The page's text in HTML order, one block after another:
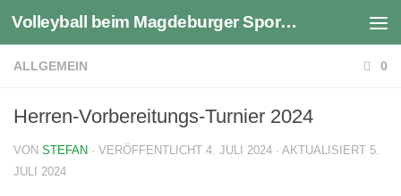
Zum Inhalt springen Volleyball beim Magdeburger Sportverein 1990 e.V.
ALLGEMEIN 0
Herren-Vorbereitungs-Turnier 2024
VON STEFAN · VERÖFFENTLICHT 4. JULI 2024 · AKTUALISIERT 5.
JULI 2024